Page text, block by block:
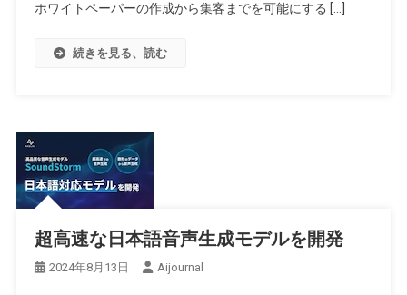
ホワイトペーパーの作成から集客までを可能にする […]
続きを見る、読む
超高速な日本語音声生成モデルを開発
2024年8月13日 Aijournal